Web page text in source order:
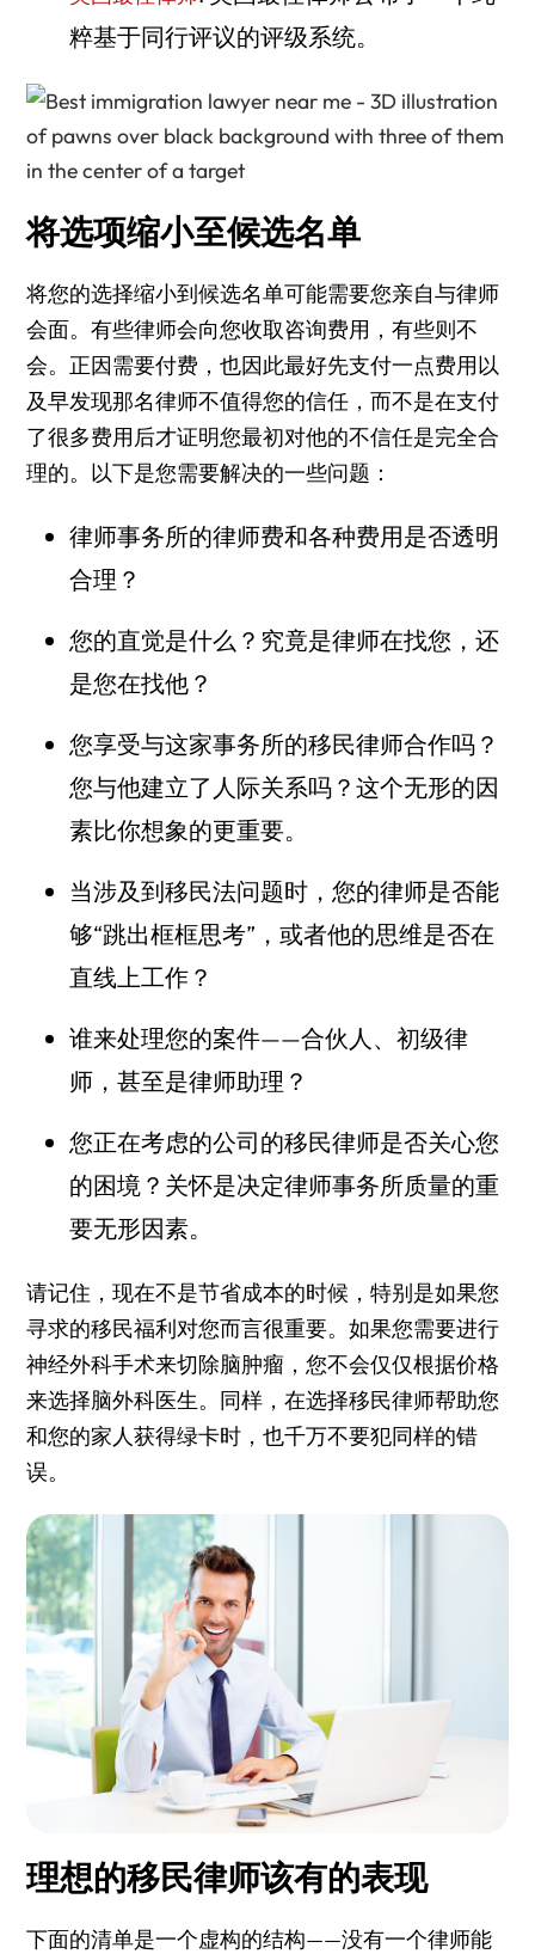
粹基于同行评议的评级系统。
将选项缩小至候选名单
将您的选择缩小到候选名单可能需要您亲自与律师
会面。有些律师会向您收取咨询费用，有些则不
会。正因需要付费，也因此最好先支付一点费用以
及早发现那名律师不值得您的信任，而不是在支付
了很多费用后才证明您最初对他的不信任是完全合
理的。以下是您需要解决的一些问题：
律师事务所的律师费和各种费用是否透明
合理？
您的直觉是什么？究竟是律师在找您，还
是您在找他？
您享受与这家事务所的移民律师合作吗？
您与他建立了人际关系吗？这个无形的因
素比你想象的更重要。
当涉及到移民法问题时，您的律师是否能
够“跳出框框思考”，或者他的思维是否在
直线上工作？
谁来处理您的案件——合伙人、初级律
师，甚至是律师助理？
您正在考虑的公司的移民律师是否关心您
的困境？关怀是决定律师事务所质量的重
要无形因素。
请记住，现在不是节省成本的时候，特别是如果您
寻求的移民福利对您而言很重要。如果您需要进行
神经外科手术来切除脑肿瘤，您不会仅仅根据价格
来选择脑外科医生。同样，在选择移民律师帮助您
和您的家人获得绿卡时，也千万不要犯同样的错
误。
理想的移民律师该有的表现
下面的清单是一个虚构的结构——没有一个律师能